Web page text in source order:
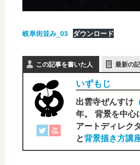
岐阜街並み_03 ダウンロード
この記事を書いた人 最新の
いずもじ
出雲寺ぜんすけ
年。 背景を中心
アートディレク
と背景描き方講